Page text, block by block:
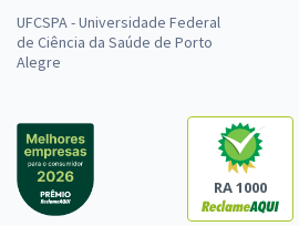
UFCSPA - Universidade Federal
de Ciência da Saúde de Porto
Alegre
RA 1000